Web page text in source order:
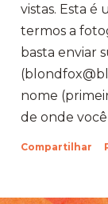
vistas. Esta é
termos a
basta enviar
nome
de onde
sobre suas
Compartilhar